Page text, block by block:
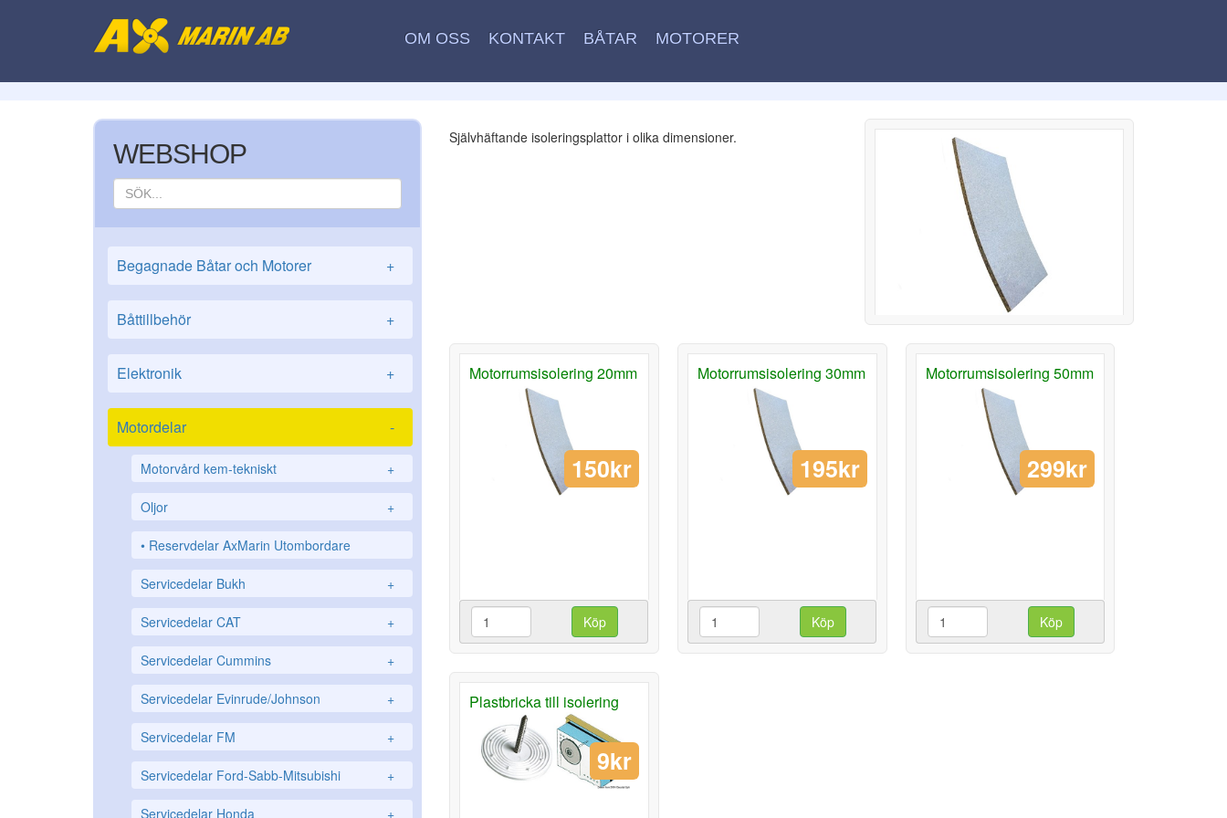
OM OSS KONTAKT BÅTAR MOTORER
WEBSHOP
Begagnade Båtar och Motorer +
Båttillbehör +
Elektronik +
Motordelar -
Motorvård kem-tekniskt +
Oljor +
Reservdelar AxMarin Utombordare
Servicedelar Bukh +
Servicedelar CAT +
Servicedelar Cummins +
Servicedelar Evinrude/Johnson +
Servicedelar FM +
Servicedelar Ford-Sabb-Mitsubishi +
Servicedelar Honda +
Självhäftande isoleringsplattor i olika dimensioner.
Motorrumsisolering 20mm
150kr
Köp
Motorrumsisolering 30mm
195kr
Köp
Motorrumsisolering 50mm
299kr
Köp
Plastbricka till isolering
9kr